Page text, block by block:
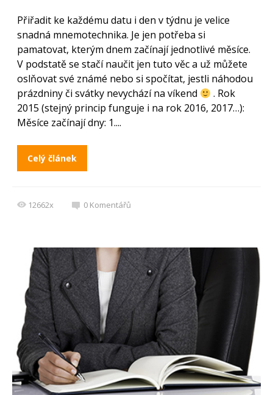
Přiřadit ke každému datu i den v týdnu je velice
snadná mnemotechnika. Je jen potřeba si
pamatovat, kterým dnem začínají jednotlivé měsíce.
V podstatě se stačí naučit jen tuto věc a už můžete
oslňovat své známé nebo si spočítat, jestli náhodou
prázdniny či svátky nevychází na víkend
. Rok
2015 (stejný princip funguje i na rok 2016, 2017…):
Měsíce začínají dny: 1....
Celý článek
12662x 0 Komentářů